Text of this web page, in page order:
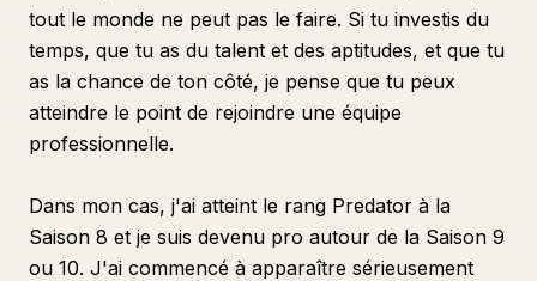
tout le monde ne peut pas le faire. Si tu investis du
temps, que tu as du talent et des aptitudes, et que tu
as la chance de ton côté, je pense que tu peux
atteindre le point de rejoindre une équipe
professionnelle.
Dans mon cas, j'ai atteint le rang Predator à la
Saison 8 et je suis devenu pro autour de la Saison 9
ou 10. J'ai commencé à apparaître sérieusement